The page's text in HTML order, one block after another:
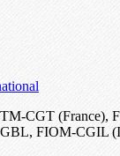
CGT
CGIL